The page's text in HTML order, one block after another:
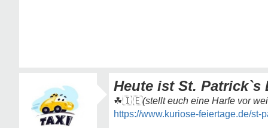
Heute ist St. Patrick`s
☘🇮🇪(stellt euch eine Harfe vor
https://www.kuriose-feiertage.de/st-